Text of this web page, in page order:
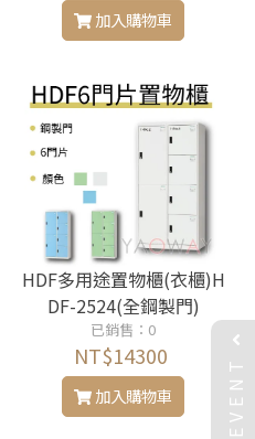
加入購物車
HDF多用途置物櫃(衣櫃)H
DF-2524(全鋼製門)
已銷售：0
NT$14300
加入購物車 EVENT